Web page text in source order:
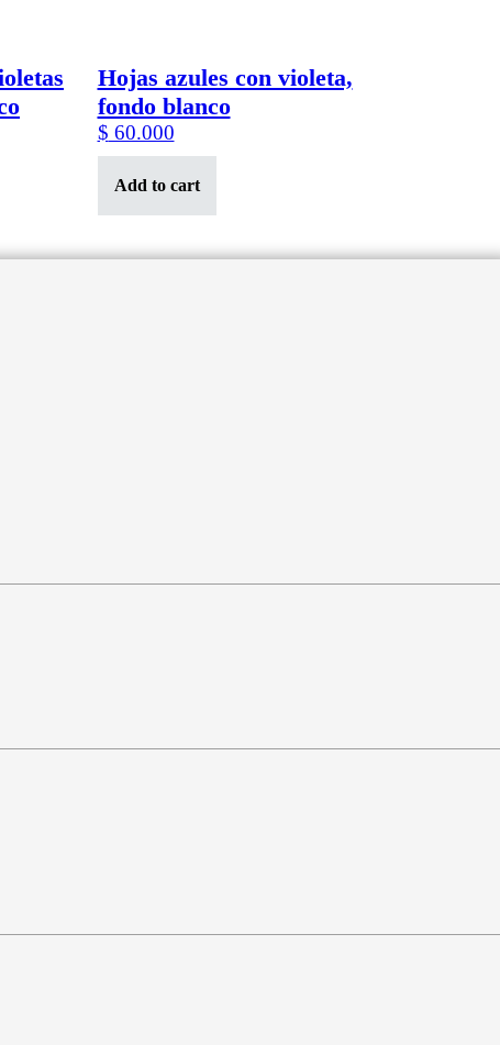
Hojas azules con violeta,
fondo blanco
$ 60.000
Add to cart